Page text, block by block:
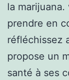
la
prendre en
réfléchissez
propose un
santé à ses